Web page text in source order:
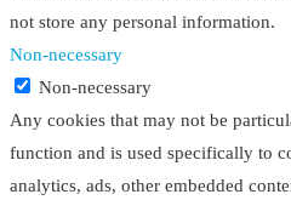
not store any personal information.
Non-necessary
Non-necessary
Any cookies that may not be
function and is used specifically to
analytics, ads, other embedded